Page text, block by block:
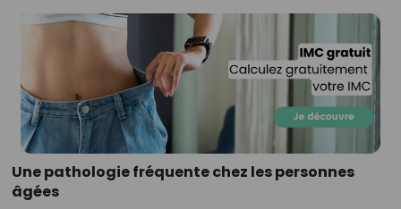
Une pathologie fréquente chez les personnes
âgées